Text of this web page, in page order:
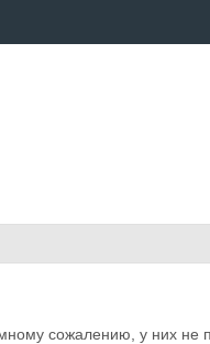
сожалению, у них не